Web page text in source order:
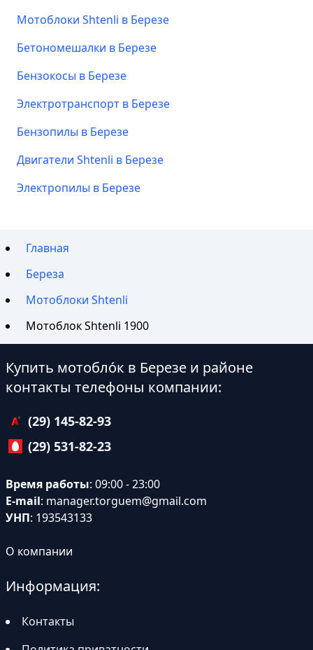
Мотоблоки Shtenli в Березе
Бетономешалки в Березе
Бензокосы в Березе
Электротранспорт в Березе
Бензопилы в Березе
Двигатели Shtenli в Березе
Электропилы в Березе
Главная
Береза
Мотоблоки Shtenli
Мотоблок Shtenli 1900
Купить мотобло́к в Березе и районе
контакты телефоны компании:
(29) 145-82-93
(29) 531-82-23
Время работы: 09:00 - 23:00
E-mail: manager.torguem@gmail.com
УНП: 193543133
О компании
Информация:
Контакты